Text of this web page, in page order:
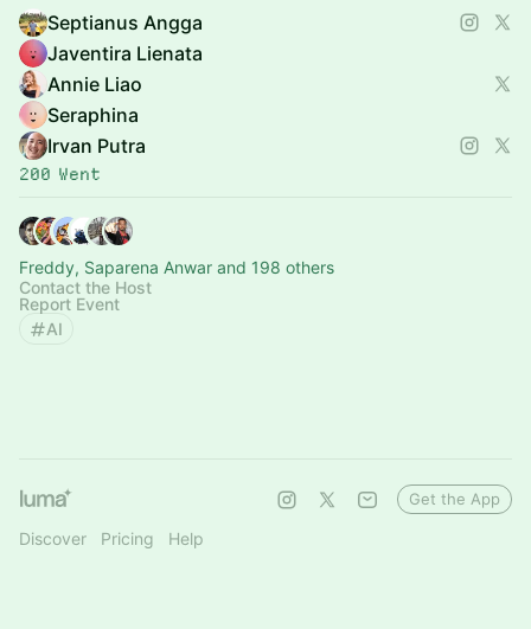
Septianus Angga
Javentira Lienata
Annie Liao
Seraphina
Irvan Putra
200 Went
Freddy, Saparena Anwar and 198 others
Contact the Host
Report Event
AI
Discover Pricing Help
Get the App